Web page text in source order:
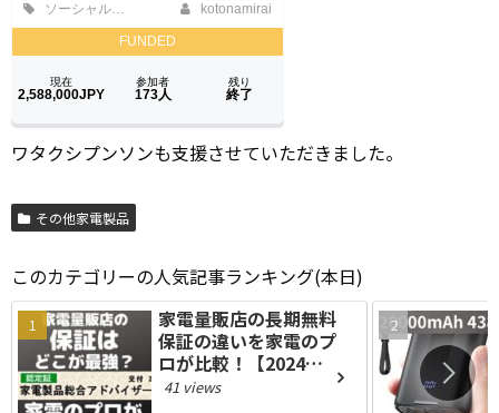
ワタクシプンソンも支援させていただきました。
その他家電製品
このカテゴリーの人気記事ランキング(本日)
家電量販店の長期無料
保証の違いを家電のプ
ロが比較！【2024年
版】
41 views